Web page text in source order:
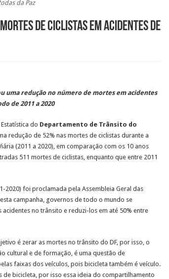
da Paz
de ciclistas em acidentes de
uma redução no número de mortes em acidentes
de 2011 a 2020
do Departamento de Trânsito do
redução de 52% nas mortes de ciclistas durante a
(2011 a 2020), em comparação com os 10 anos
511 mortes de ciclistas, enquanto que entre 2011
2020) foi proclamada pela Assembleia Geral das
campanha, governos de todo o mundo se
no trânsito e reduzi-los em até 50% entre
é zerar as mortes no trânsito do DF, por isso, o
cultural e de formação, é uma questão de
faixas dos veículos, pois bicicleta também é veículo.
de bicicleta, por isso essa ideia do compartilhamento